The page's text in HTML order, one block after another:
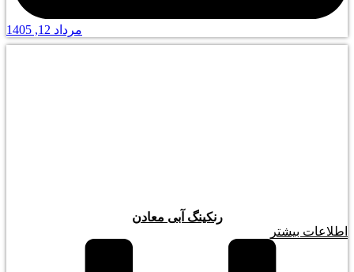
مرداد 12, 1405
رنکینگ آبی معادن
اطلاعات بیشتر